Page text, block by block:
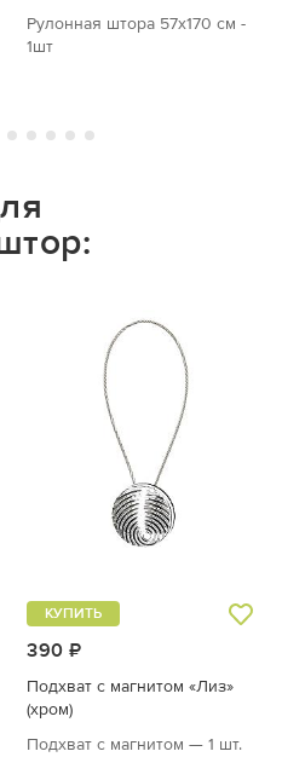
Рулонная штора 57х170 см -
1шт
390 ₽
КУПИТЬ
Подхват с магнитом «Лиз»
(хром)
Подхват с магнитом — 1 шт.